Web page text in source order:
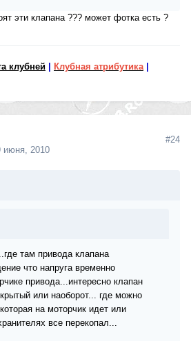
эти клапана ??? может фотка есть ?
клубней Клубная атрибутика|
июня, 2010
#24
там привода клапана
что напруга временно
привода...интересно клапан
или наоборот... где можно
на моторчик идет или
все перекопал...